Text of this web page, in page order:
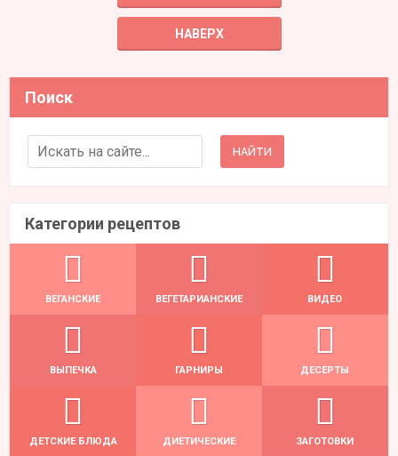
НАВЕРХ
Поиск
Search for:
Категории рецептов
ВЕГАНСКИЕ ВЕГЕТАРИАНСКИЕ ВИДЕО
ВЫПЕЧКА ГАРНИРЫ ДЕСЕРТЫ
ДЕТСКИЕ БЛЮДА ДИЕТИЧЕСКИЕ ЗАГОТОВКИ